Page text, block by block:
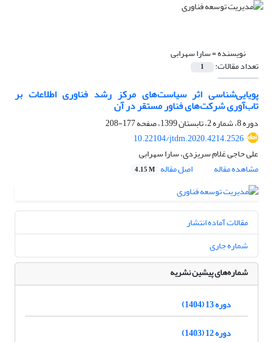
نویسنده =سارا سهرابی
تعداد مقالات: 1
پویایی‌شناسی اثر سیاست‌های مرکز رشد فناوری اطلاعات بر
تاب‌آوری شرکت‌های فناور مستقر در آن
دوره 8، شماره 2، تابستان 1399، صفحه
177-208
10.22104/jtdm.2020.4214.2526
علی حاجی غلام سریزدی، سارا سهرابی
مشاهده مقاله
اصل مقاله 4.15 M
مقالات آماده انتشار
شماره جاری
شماره‌های پیشین نشریه
دوره 13 (1404)
دوره 12 (1403)